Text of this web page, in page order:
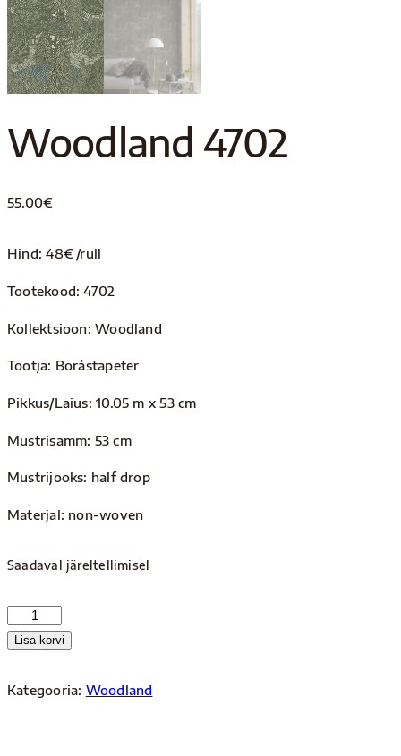
Woodland 4702
55.00€
Hind: 48€ /rull
Tootekood: 4702
Kollektsioon: Woodland
Tootja: Boråstapeter
Pikkus/Laius: 10.05 m x 53 cm
Mustrisamm: 53 cm
Mustrijooks: half drop
Materjal: non-woven
Saadaval järeltellimisel
Woodland
4702
Lisa korvi
Kategooria: Woodland